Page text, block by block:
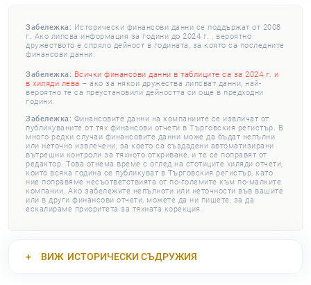
Забележка: Исторически финансови данни се поддържат от 2008
г. Ако липсва информация за години до 2024 г. , вероятно
дружеството е спряло дейност в годината, за която са последните
финансови данни.
Забележка: Всички финансови данни в таблиците са за 2024 г. и
в хиляди лева – ако за някои дружества липсват данни, най-
вероятно те са преустановили дейността си още в предходни
години.
Забележка: Финансовите данни на компаниите се извличат от
публикуваните от тях финансови отчети в Търговския регистър. В
много редки случаи финансовите данни може да бъдат непълни
или неточно извлечени, за което са създадени автоматизирани
вътрешни контроли за тяхното откриване, и те се поправят от
редактор. Това отнема време с оглед на стотиците хиляди отчети,
които всяка година се публикуват в Търговския регистър, като
ние поправяме несъответствията от по-големите към по-малките
компании. Ако забележите непълноти или неточности във вашите
или в други финансови отчети, можете да ни пишете, за да
ескалираме приоритета за тяхната корекция.
ВИЖ ИСТОРИЧЕСКИ СЪДРУЖИЯ